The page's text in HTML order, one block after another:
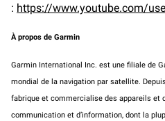
: https://www.youtube.com/
À propos de Garmin
Garmin International Inc. est une filiale de
mondial de la navigation par satellite.
fabrique et commercialise des appareils et
communication et d’information, dont la